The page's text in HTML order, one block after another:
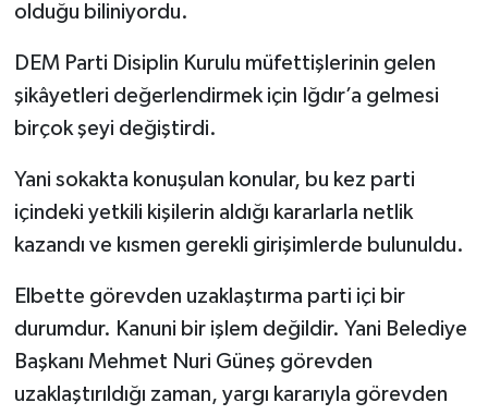
olduğu biliniyordu.
DEM Parti Disiplin Kurulu müfettişlerinin gelen
şikâyetleri değerlendirmek için Iğdır’a gelmesi
birçok şeyi değiştirdi.
Yani sokakta konuşulan konular, bu kez parti
içindeki yetkili kişilerin aldığı kararlarla netlik
kazandı ve kısmen gerekli girişimlerde bulunuldu.
Elbette görevden uzaklaştırma parti içi bir
durumdur. Kanuni bir işlem değildir. Yani Belediye
Başkanı Mehmet Nuri Güneş görevden
uzaklaştırıldığı zaman, yargı kararıyla görevden